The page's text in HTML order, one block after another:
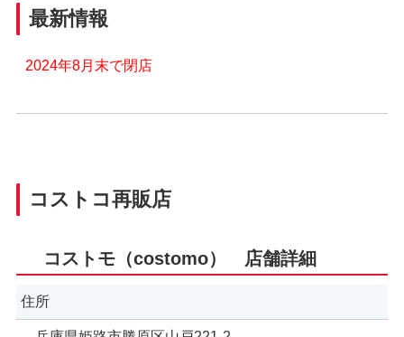
最新情報
2024年8月末で閉店
コストコ再販店
コストモ（costomo） 店舗詳細
住所